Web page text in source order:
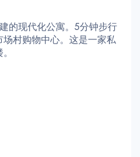
的现代化公寓。5分钟步行
村购物中心。这是一家私